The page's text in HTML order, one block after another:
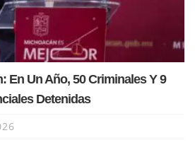
En Un Año, 50 Criminales Y 9
Detenidas